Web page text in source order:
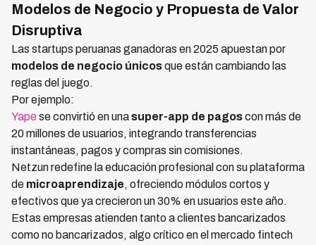
Modelos de Negocio y Propuesta de Valor
Disruptiva
Las startups peruanas ganadoras en 2025 apuestan por
modelos de negocio únicosque están cambiando las
reglas del juego.
Por ejemplo:
Yape se convirtió en unasuper-app de pagoscon más de
20 millones de usuarios, integrando transferencias
instantáneas, pagos y compras sin comisiones.
Netzun redefine la educación profesional con su plataforma
de microaprendizaje, ofreciendo módulos cortos y
efectivos que ya crecieron un 30% en usuarios este año.
Estas empresas atienden tanto a clientes bancarizados
como no bancarizados, algo crítico en el mercado fintech